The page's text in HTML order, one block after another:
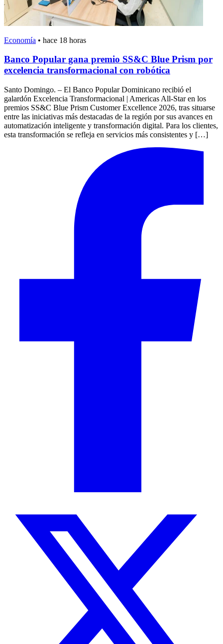
Economía • hace 18 horas
Banco Popular gana premio SS&C Blue Prism por
excelencia transformacional con robótica
Santo Domingo. – El Banco Popular Dominicano recibió el
galardón Excelencia Transformacional | Americas All-Star en los
premios SS&C Blue Prism Customer Excellence 2026, tras situarse
entre las iniciativas más destacadas de la región por sus avances en
automatización inteligente y transformación digital. Para los clientes,
esta transformación se refleja en servicios más consistentes y […]